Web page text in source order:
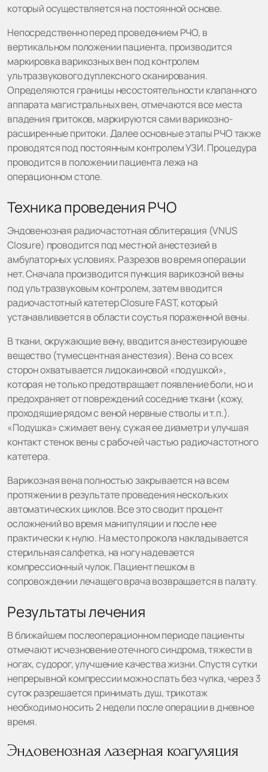
который осуществляется на постоянной основе.
Непосредственно перед проведением РЧО, в
вертикальном положении пациента, производится
маркировка варикозных вен под контролем
ультразвукового дуплексного сканирования.
Определяются границы несостоятельности клапанного
аппарата магистральных вен, отмечаются все места
впадения притоков, маркируются сами варикозно-
расширенные притоки. Далее основные этапы РЧО также
проводятся под постоянным контролем УЗИ. Процедура
проводится в положении пациента лежа на
операционном столе.
Техника проведения РЧО
Эндовенозная радиочастотная облитерация (VNUS
Closure) проводится под местной анестезией в
амбулаторных условиях. Разрезов во время операции
нет. Сначала производится пункция варикозной вены
под ультразвуковым контролем, затем вводится
радиочастотный катетер Closure FAST, который
устанавливается в области соустья пораженной вены.
В ткани, окружающие вену, вводится анестезирующее
вещество (тумесцентная анестезия). Вена со всех
сторон охватывается лидокаиновой «подушкой»,
которая не только предотвращает появление боли, но и
предохраняет от повреждений соседние ткани (кожу,
проходящие рядом с веной нервные стволы и т.п.).
«Подушка» сжимает вену, сужая ее диаметр и улучшая
контакт стенок вены с рабочей частью радиочастотного
катетера.
Варикозная вена полностью закрывается на всем
протяжении в результате проведения нескольких
автоматических циклов. Все это сводит процент
осложнений во время манипуляции и после нее
практически к нулю. На место прокола накладывается
стерильная салфетка, на ногу надевается
компрессионный чулок. Пациент пешком в
сопровождении лечащего врача возвращается в палату.
Результаты лечения
В ближайшем послеоперационном периоде пациенты
отмечают исчезновение отечного синдрома, тяжести в
ногах, судорог, улучшение качества жизни. Спустя сутки
непрерывной компрессии можно спать без чулка, через 3
суток разрешается принимать душ, трикотаж
необходимо носить 2 недели после операции в дневное
время.
Эндовенозная лазерная коагуляция